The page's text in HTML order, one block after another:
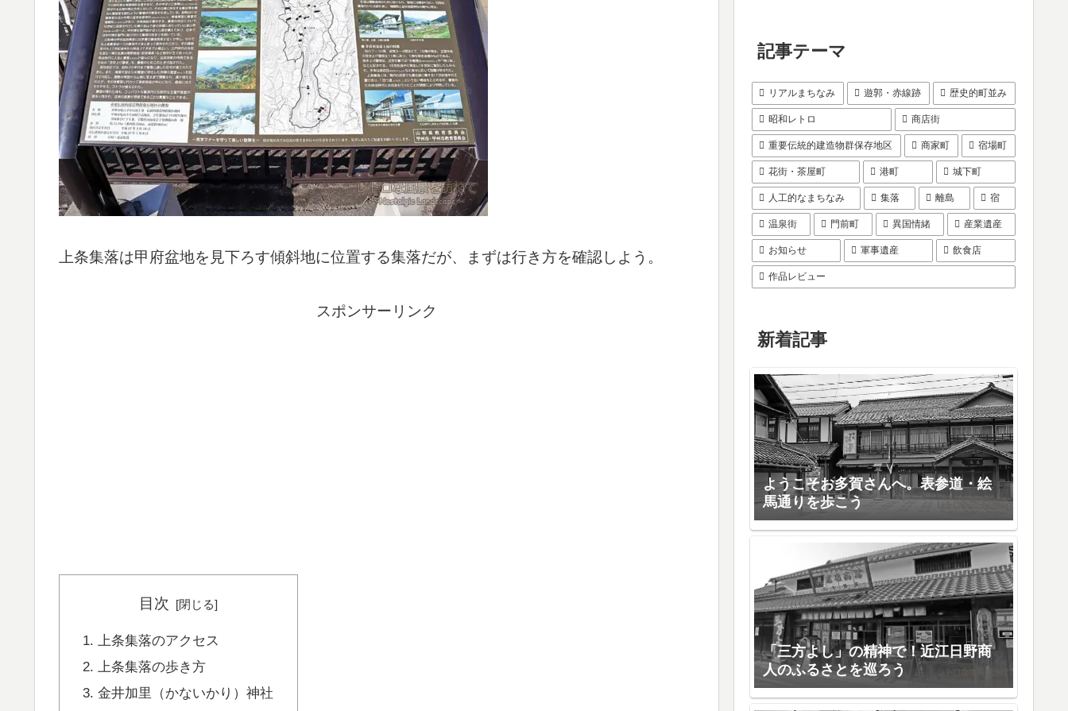
上条集落は甲府盆地を見下ろす傾斜地に位置する集落だが、まずは行き方を確認しよう。
スポンサーリンク
目次
上条集落のアクセス
上条集落の歩き方
金井加里（かないかり）神社
記事テーマ
リアルまちなみ 遊郭・赤線跡 歴史的町並み
昭和レトロ 商店街
重要伝統的建造物群保存地区 商家町 宿場町
花街・茶屋町 港町 城下町
人工的なまちなみ 集落 離島 宿
温泉街 門前町 異国情緒 産業遺産
お知らせ 軍事遺産 飲食店
作品レビュー
新着記事
ようこそお多賀さんへ。表参道・絵
馬通りを歩こう
「三方よし」の精神で！近江日野商
人のふるさとを巡ろう